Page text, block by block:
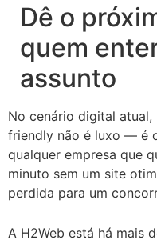
Dê o
quem
assunto
No cenário digital
friendly não é luxo — é
qualquer empresa que
minuto sem um site
perdida para um
A H2Web está há mais